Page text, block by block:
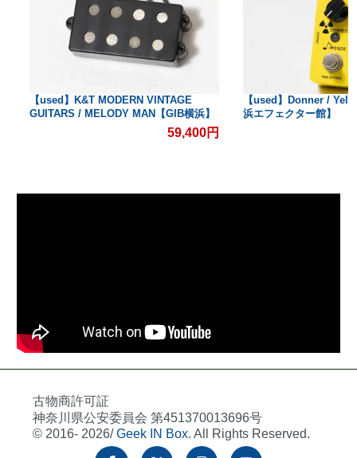
【used】K&T MODERN VINTAGE
GUITARS / MELODY MAN【GIB横浜】
59,400円
【used】Donner /
浜エフェクター館】
古物商許可証
神奈川県公安委員会 第451370013696号
© 2016- 2026/Geek IN Box. All Rights Reserved.